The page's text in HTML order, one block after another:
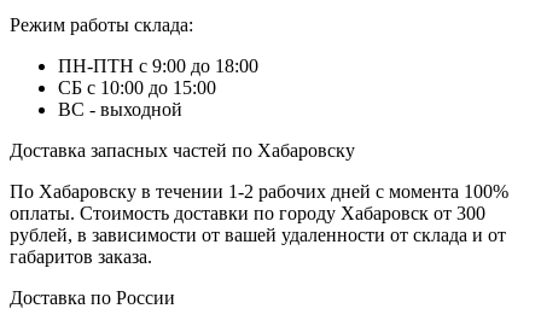
Режим работы склада:
ПН-ПТН с 9:00 до 18:00
СБ с 10:00 до 15:00
ВС - выходной
Доставка запасных частей по Хабаровску
По Хабаровску в течении 1-2 рабочих дней с момента 100%
оплаты. Стоимость доставки по городу Хабаровск от 300
рублей, в зависимости от вашей удаленности от склада и от
габаритов заказа.
Доставка по России